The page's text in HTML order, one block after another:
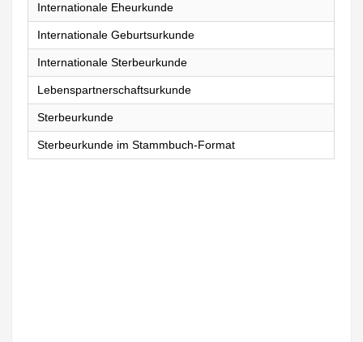
Internationale Eheurkunde
Internationale Geburtsurkunde
Internationale Sterbeurkunde
Lebenspartnerschaftsurkunde
Sterbeurkunde
Sterbeurkunde im Stammbuch-Format